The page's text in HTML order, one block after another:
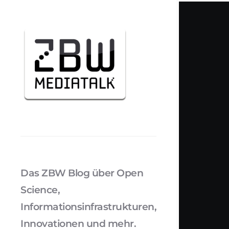
Das ZBW Blog über Open
Science,
Informationsinfrastrukturen,
Innovationen und mehr.